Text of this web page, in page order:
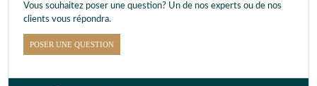
Vous souhaitez poser une question? Un de nos experts ou de nos
clients vous répondra.
POSER UNE QUESTION